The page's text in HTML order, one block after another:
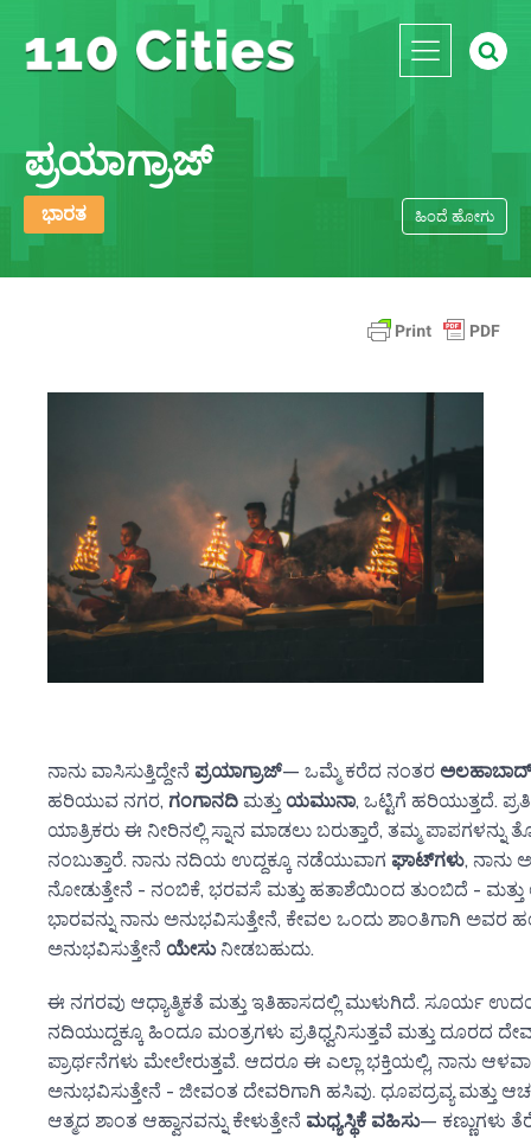
ಪ್ರಯಾಗ್ರಾಜ್
ಭಾರತ ಹಿಂದೆ ಹೋಗು
ನಾನು ವಾಸಿಸುತ್ತಿದ್ದೇನೆ ಪ್ರಯಾಗ್ರಾಜ್— ಒಮ್ಮೆ ಕರೆದ ನಂತರ ಅಲಹಾಬಾದ್
ಹರಿಯುವ ನಗರ, ಗಂಗಾನದಿ ಮತ್ತು ಯಮುನಾ, ಒಟ್ಟಿಗೆ ಹರಿಯುತ್ತದೆ.
ಯಾತ್ರಿಕರು ಈ ನೀರಿನಲ್ಲಿ ಸ್ನಾನ ಮಾಡಲು ಬರುತ್ತಾರೆ, ತಮ್ಮ
ನಂಬುತ್ತಾರೆ. ನಾನು ನದಿಯ ಉದ್ದಕ್ಕೂ ನಡೆಯುವಾಗ ಘಾಟ್‌ಗಳು, ನಾನು
ನೋಡುತ್ತೇನೆ - ನಂಬಿಕೆ, ಭರವಸೆ ಮತ್ತು ಹತಾಶೆಯಿಂದ ತುಂಬಿದೆ -
ಭಾರವನ್ನು ನಾನು ಅನುಭವಿಸುತ್ತೇನೆ, ಕೇವಲ ಒಂದು ಶಾಂತಿಗಾಗಿ ಅವರ
ಅನುಭವಿಸುತ್ತೇನೆ ಯೇಸುನೀಡಬಹುದು.
ಈ ನಗರವು ಆಧ್ಯಾತ್ಮಿಕತೆ ಮತ್ತು ಇತಿಹಾಸದಲ್ಲಿ ಮುಳುಗಿದೆ. ಸೂರ್ಯ
ನದಿಯುದ್ದಕ್ಕೂ ಹಿಂದೂ ಮಂತ್ರಗಳು ಪ್ರತಿಧ್ವನಿಸುತ್ತವೆ ಮತ್ತು ದೂರದ
ಪ್ರಾರ್ಥನೆಗಳು ಮೇಲೇರುತ್ತವೆ. ಆದರೂ ಈ ಎಲ್ಲಾ ಭಕ್ತಿಯಲ್ಲಿ, ನಾನು
ಅನುಭವಿಸುತ್ತೇನೆ - ಜೀವಂತ ದೇವರಿಗಾಗಿ ಹಸಿವು. ಧೂಪದ್ರವ್ಯ ಮತ್ತು
ಆತ್ಮದ ಶಾಂತ ಆಹ್ವಾನವನ್ನು ಕೇಳುತ್ತೇನೆ ಮಧ್ಯಸ್ಥಿಕೆ ವಹಿಸು— ಕಣ್ಣುಗಳು